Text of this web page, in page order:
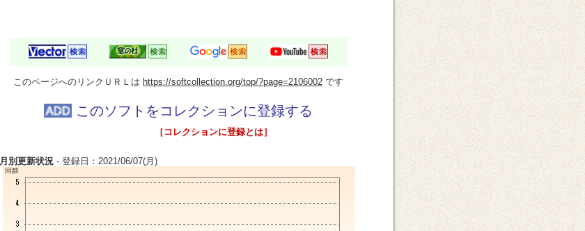
このページへのリンクＵＲＬは https://softcollection.org/top/?page=2106002 です
このソフトをコレクションに登録する
［コレクションに登録とは］
月別更新状況 - 登録日：2021/06/07(月)